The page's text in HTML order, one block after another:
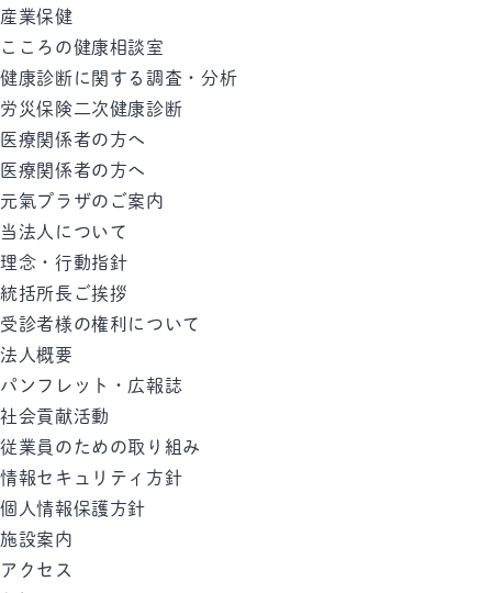
産業保健
こころの健康相談室
健康診断に関する調査・分析
労災保険二次健康診断
医療関係者の方へ
医療関係者の方へ
元氣プラザのご案内
当法人について
理念・行動指針
統括所長ご挨拶
受診者様の権利について
法人概要
パンフレット・広報誌
社会貢献活動
従業員のための取り組み
情報セキュリティ方針
個人情報保護方針
施設案内
アクセス